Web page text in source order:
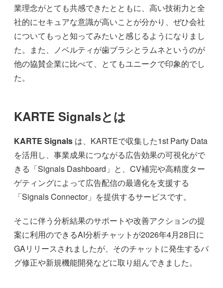
業理念がとても共感できたとともに、高い技術力と全
社的にセキュアな意識が高いことが分かり、ぜひ会社
についてもっと知ってみたいと感じるようになりまし
た。また、ノベルティが歯ブラシとラムネというのが
他の協賛企業に比べて、とてもユニークで印象的でし
た。
KARTE Signalsとは
KARTE Signals は、KARTEで収集した1st Party Data
を活用し、事業成果につながる広告効果の可視化がで
きる「Signals Dashboard」と、CV補完や高精度ター
ゲティングによって広告配信の最適化を支援する
「Signals Connector」を提供するサービスです。
そこに伴う分析結果のサポートや改善アクションの提
案に利用のできるAI分析チャットが2026年4月28日に
GAリリースされましたが、そのチャットに発生するバ
グ修正や新規機能開発などに取り組んできました。